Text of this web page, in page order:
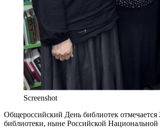
Screenshot
Общероссийский День библиотек
библиотеки, ныне Российской Национальной